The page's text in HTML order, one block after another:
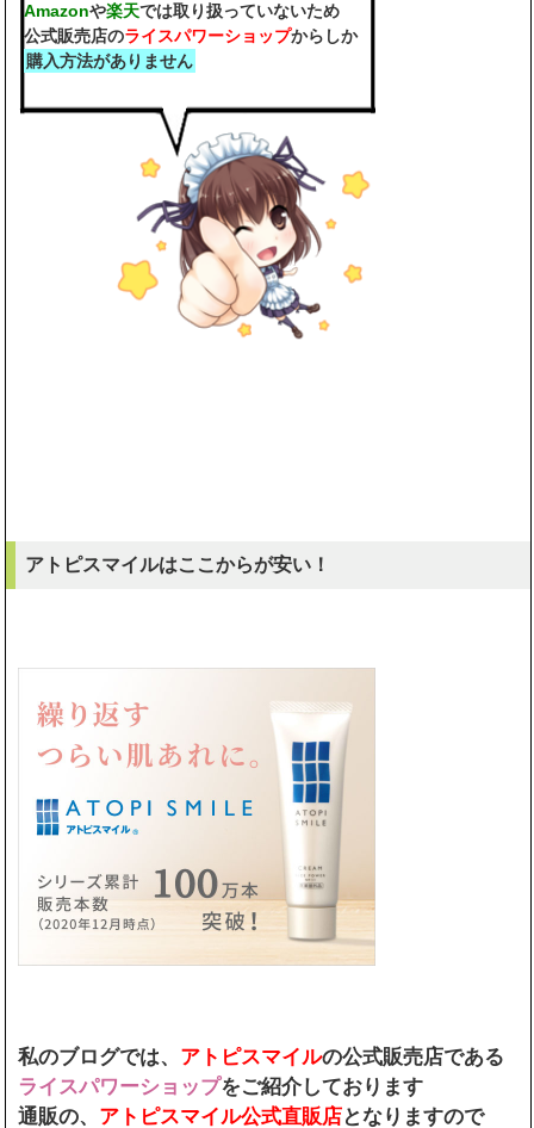
Amazonや楽天では取り扱っていないため
公式販売店のライスパワーショップからしか
購入方法がありません
アトピスマイルはここからが安い！
私のブログでは、 アトピスマイルの公式販売店である
ライスパワーショップをご紹介しております
通販の、 アトピスマイル公式直販店となりますので